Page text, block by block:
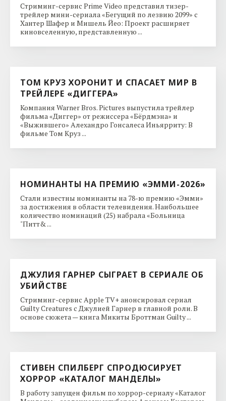
Стриминг-сервис Prime Video представил тизер-
трейлер мини-сериала «Бегущий по лезвию 2099» с
Хантер Шафер и Мишель Йео: Проект расширяет
киновселенную, представленную ...
ТОМ КРУЗ ХОРОНИТ И СПАСАЕТ МИР В
ТРЕЙЛЕРЕ «ДИГГЕРА»
Компания Warner Bros. Pictures выпустила трейлер
фильма «Диггер» от режиссера «Бёрдмэна» и
«Выжившего» Алехандро Гонсалеса Иньярриту: В
фильме Том Круз ...
НОМИНАНТЫ НА ПРЕМИЮ «ЭММИ-2026»
Стали известны номинанты на 78-ю премию «Эмми»
за достижения в области телевидения. Наибольшее
количество номинаций (25) набрала «Больница
"Питт& ...
ДЖУЛИЯ ГАРНЕР СЫГРАЕТ В СЕРИАЛЕ ОБ
УБИЙСТВЕ
Стриминг-сервис Apple TV+ анонсировал сериал
Guilty Creatures с Джулией Гарнер в главной роли. В
основе сюжета — книга Микиты Броттман Guilty ...
СТИВЕН СПИЛБЕРГ СПРОДЮСИРУЕТ
ХОРРОР «КАТАЛОГ МАНДЕЛЫ»
В работу запущен фильм по хоррор-сериалу «Каталог